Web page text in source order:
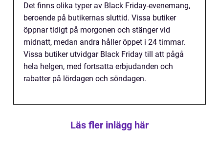
Det finns olika typer av Black Friday-evenemang,
beroende på butikernas sluttid. Vissa butiker
öppnar tidigt på morgonen och stänger vid
midnatt, medan andra håller öppet i 24 timmar.
Vissa butiker utvidgar Black Friday till att pågå
hela helgen, med fortsatta erbjudanden och
rabatter på lördagen och söndagen.
Läs fler inlägg här